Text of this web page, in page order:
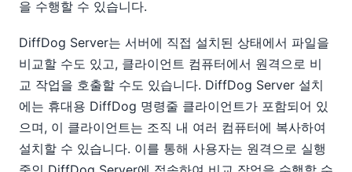
을 수행할 수 있습니다.
DiffDog Server는 서버에 직접 설치된 상태에서 파일을
비교할 수도 있고, 클라이언트 컴퓨터에서 원격으로 비
교 작업을 호출할 수도 있습니다. DiffDog Server 설치
에는 휴대용 DiffDog 명령줄 클라이언트가 포함되어 있
으며, 이 클라이언트는 조직 내 여러 컴퓨터에 복사하여
설치할 수 있습니다. 이를 통해 사용자는 원격으로 실행